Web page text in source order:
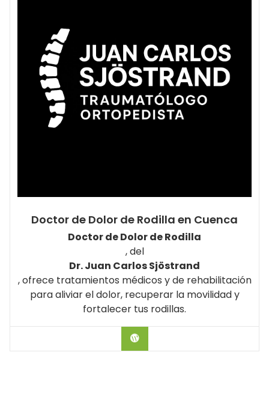
Doctor de Dolor de Rodilla en Cuenca
Doctor de Dolor de Rodilla
, del
Dr. Juan Carlos Sjöstrand
, ofrece tratamientos médicos y de rehabilitación
para aliviar el dolor, recuperar la movilidad y
fortalecer tus rodillas.
Hablar con el Doctor